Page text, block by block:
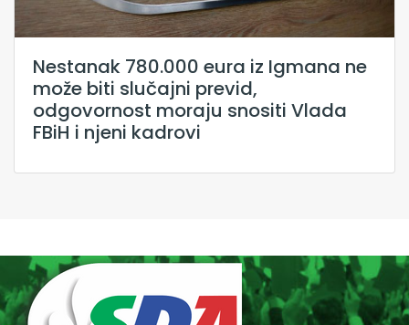
Nestanak 780.000 eura iz Igmana ne
može biti slučajni previd,
odgovornost moraju snositi Vlada
FBiH i njeni kadrovi